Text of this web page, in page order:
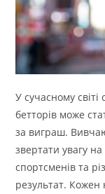
У сучасному світі
бетторів може
за виграш.
звертати увагу
спортсменів та
результат. Кожен